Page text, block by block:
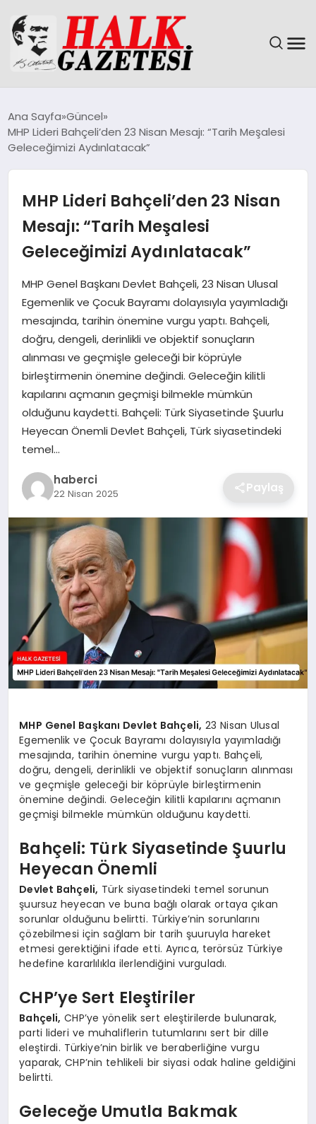
DÜNYA
MAGAZIN
SAĞLIK
SIYASET
SPOR
TEKNOLOJI
YAŞAM
Ana Sayfa Güncel
MHP Lideri Bahçeli’den 23 Nisan Mesajı: “Tarih Meşalesi
Geleceğimizi Aydınlatacak”
MHP Lideri Bahçeli’den 23 Nisan
Mesajı: “Tarih Meşalesi
Geleceğimizi Aydınlatacak”
MHP Genel Başkanı Devlet Bahçeli, 23 Nisan Ulusal
Egemenlik ve Çocuk Bayramı dolayısıyla yayımladığı
mesajında, tarihin önemine vurgu yaptı. Bahçeli,
doğru, dengeli, derinlikli ve objektif sonuçların
alınması ve geçmişle geleceği bir köprüyle
birleştirmenin önemine değindi. Geleceğin kilitli
kapılarını açmanın geçmişi bilmekle mümkün
olduğunu kaydetti. Bahçeli: Türk Siyasetinde Şuurlu
Heyecan Önemli Devlet Bahçeli, Türk siyasetindeki
temel…
haberci
22 Nisan 2025 Paylaş
MHP Genel Başkanı Devlet Bahçeli, 23 Nisan Ulusal
Egemenlik ve Çocuk Bayramı dolayısıyla yayımladığı
mesajında, tarihin önemine vurgu yaptı. Bahçeli,
doğru, dengeli, derinlikli ve objektif sonuçların alınması
ve geçmişle geleceği bir köprüyle birleştirmenin
önemine değindi. Geleceğin kilitli kapılarını açmanın
geçmişi bilmekle mümkün olduğunu kaydetti.
Bahçeli: Türk Siyasetinde Şuurlu
Heyecan Önemli
Devlet Bahçeli, Türk siyasetindeki temel sorunun
şuursuz heyecan ve buna bağlı olarak ortaya çıkan
sorunlar olduğunu belirtti. Türkiye’nin sorunlarını
çözebilmesi için sağlam bir tarih şuuruyla hareket
etmesi gerektiğini ifade etti. Ayrıca, terörsüz Türkiye
hedefine kararlılıkla ilerlendiğini vurguladı.
CHP’ye Sert Eleştiriler
Bahçeli, CHP’ye yönelik sert eleştirilerde bulunarak,
parti lideri ve muhaliflerin tutumlarını sert bir dille
eleştirdi. Türkiye’nin birlik ve beraberliğine vurgu
yaparak, CHP’nin tehlikeli bir siyasi odak haline geldiğini
belirtti.
Geleceğe Umutla Bakmak